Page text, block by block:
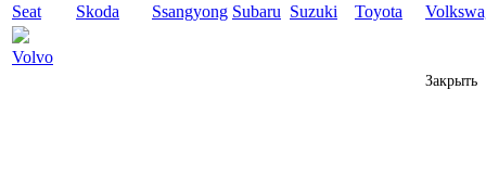
Seat Skoda Ssangyong Subaru Suzuki Toyota
Volvo
Закрыть